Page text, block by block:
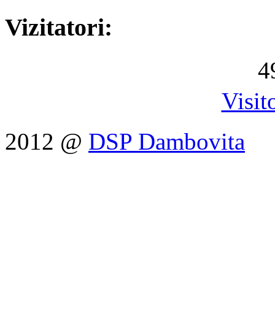
Vizitatori:
4
2012 @ DSP Dambovita